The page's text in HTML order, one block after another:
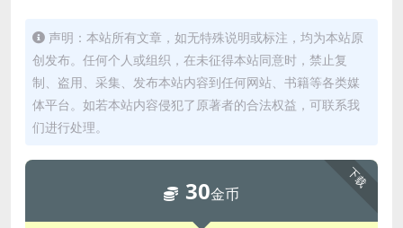
声明：本站所有文章，如无特殊说明或标注，均为本站原
创发布。任何个人或组织，在未征得本站同意时，禁止复
制、盗用、采集、发布本站内容到任何网站、书籍等各类媒
体平台。如若本站内容侵犯了原著者的合法权益，可联系我
们进行处理。
下载
30金币